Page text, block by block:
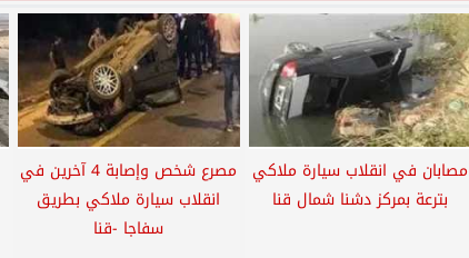
مصابان في انقلاب سيارة ملاكي
بترعة بمركز دشنا شمال قنا
مصرع شخص وإصابة 4 آخرين في
انقلاب سيارة ملاكي بطريق
سفاجا -قنا